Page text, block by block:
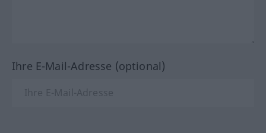
Ihre E-Mail-Adresse (optional)